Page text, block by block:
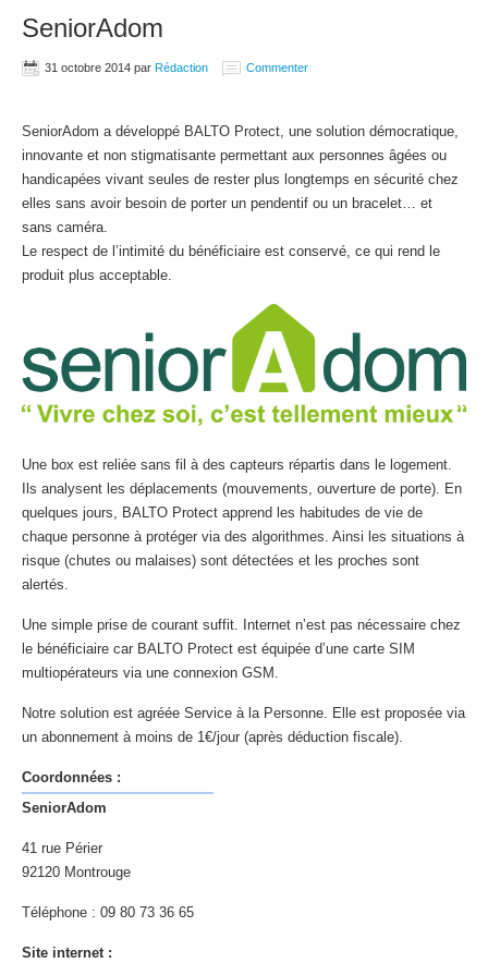
SeniorAdom
31 octobre 2014 par Rédaction Commenter
SeniorAdom a développé BALTO Protect, une solution démocratique,
innovante et non stigmatisante permettant aux personnes âgées ou
handicapées vivant seules de rester plus longtemps en sécurité chez
elles sans avoir besoin de porter un pendentif ou un bracelet… et
sans caméra.
Le respect de l’intimité du bénéficiaire est conservé, ce qui rend le
produit plus acceptable.
Une box est reliée sans fil à des capteurs répartis dans le logement.
Ils analysent les déplacements (mouvements, ouverture de porte). En
quelques jours, BALTO Protect apprend les habitudes de vie de
chaque personne à protéger via des algorithmes. Ainsi les situations à
risque (chutes ou malaises) sont détectées et les proches sont
alertés.
Une simple prise de courant suffit. Internet n’est pas nécessaire chez
le bénéficiaire car BALTO Protect est équipée d’une carte SIM
multiopérateurs via une connexion GSM.
Notre solution est agréée Service à la Personne. Elle est proposée via
un abonnement à moins de 1€/jour (après déduction fiscale).
Coordonnées :
SeniorAdom
41 rue Périer
92120 Montrouge
Téléphone : 09 80 73 36 65
Site internet :